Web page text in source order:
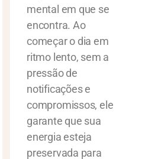
mental em que se
encontra. Ao
começar o dia em
ritmo lento, sem a
pressão de
notificações e
compromissos, ele
garante que sua
energia esteja
preservada para